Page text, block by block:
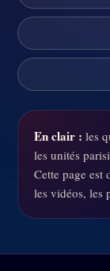
En clair : les
les unités
Cette page est
les vidéos, les